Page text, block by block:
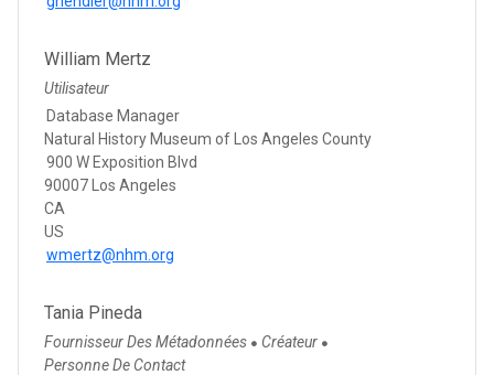
William Mertz
Utilisateur
Database Manager
Natural History Museum of Los Angeles County
900 W Exposition Blvd
90007 Los Angeles
CA
US
wmertz@nhm.org
Tania Pineda
Fournisseur Des Métadonnées ● Créateur ●
Personne De Contact